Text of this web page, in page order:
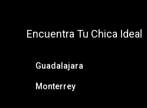
Encuentra Tu Chica Ideal
Guadalajara
Monterrey